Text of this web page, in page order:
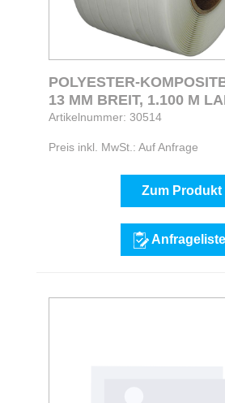
POLYESTER-
13 MM BREIT, 1.100 M
Artikelnummer: 30514
Preis inkl. MwSt.: Auf Anfrage
Zum Produkt
Anfrageliste